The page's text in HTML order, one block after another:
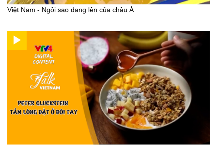
Việt Nam - Ngôi sao đang lên của châu Á